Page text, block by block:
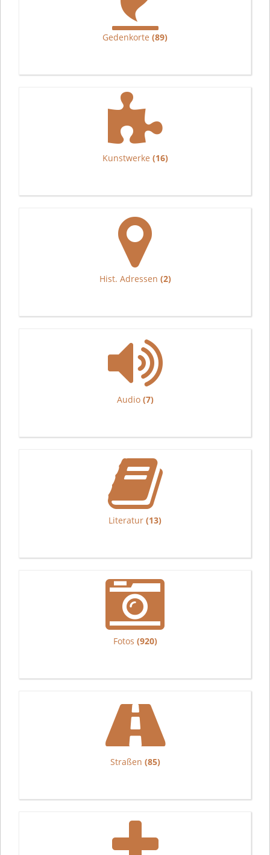
Gedenkorte (89)
Kunstwerke (16)
Hist. Adressen (2)
Audio (7)
Literatur (13)
Fotos (920)
Straßen (85)